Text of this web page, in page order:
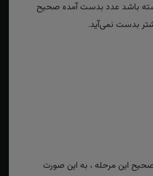
باشد عدد بدست آمده صحیح
بدست نمی‌آید.
این مرحله ، به این صورت